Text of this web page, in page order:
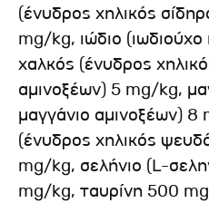
(ένυδρος χηλικός
mg/kg, ιώδιο
χαλκός (ένυδρος
αμινοξέων) 5 mg/kg,
μαγγάνιο αμινοξέων)
(ένυδρος χηλικός
mg/kg, σελήνιο (L-
mg/kg, ταυρίνη 500